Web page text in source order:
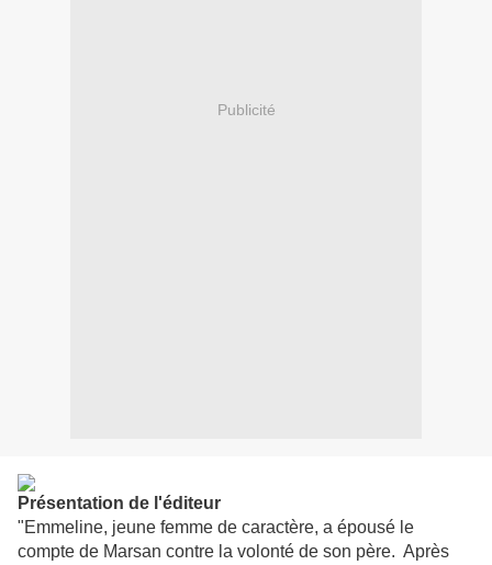
Publicité
Présentation de l'éditeur
"Emmeline, jeune femme de caractère, a épousé le
compte de Marsan contre la volonté de son père. Après